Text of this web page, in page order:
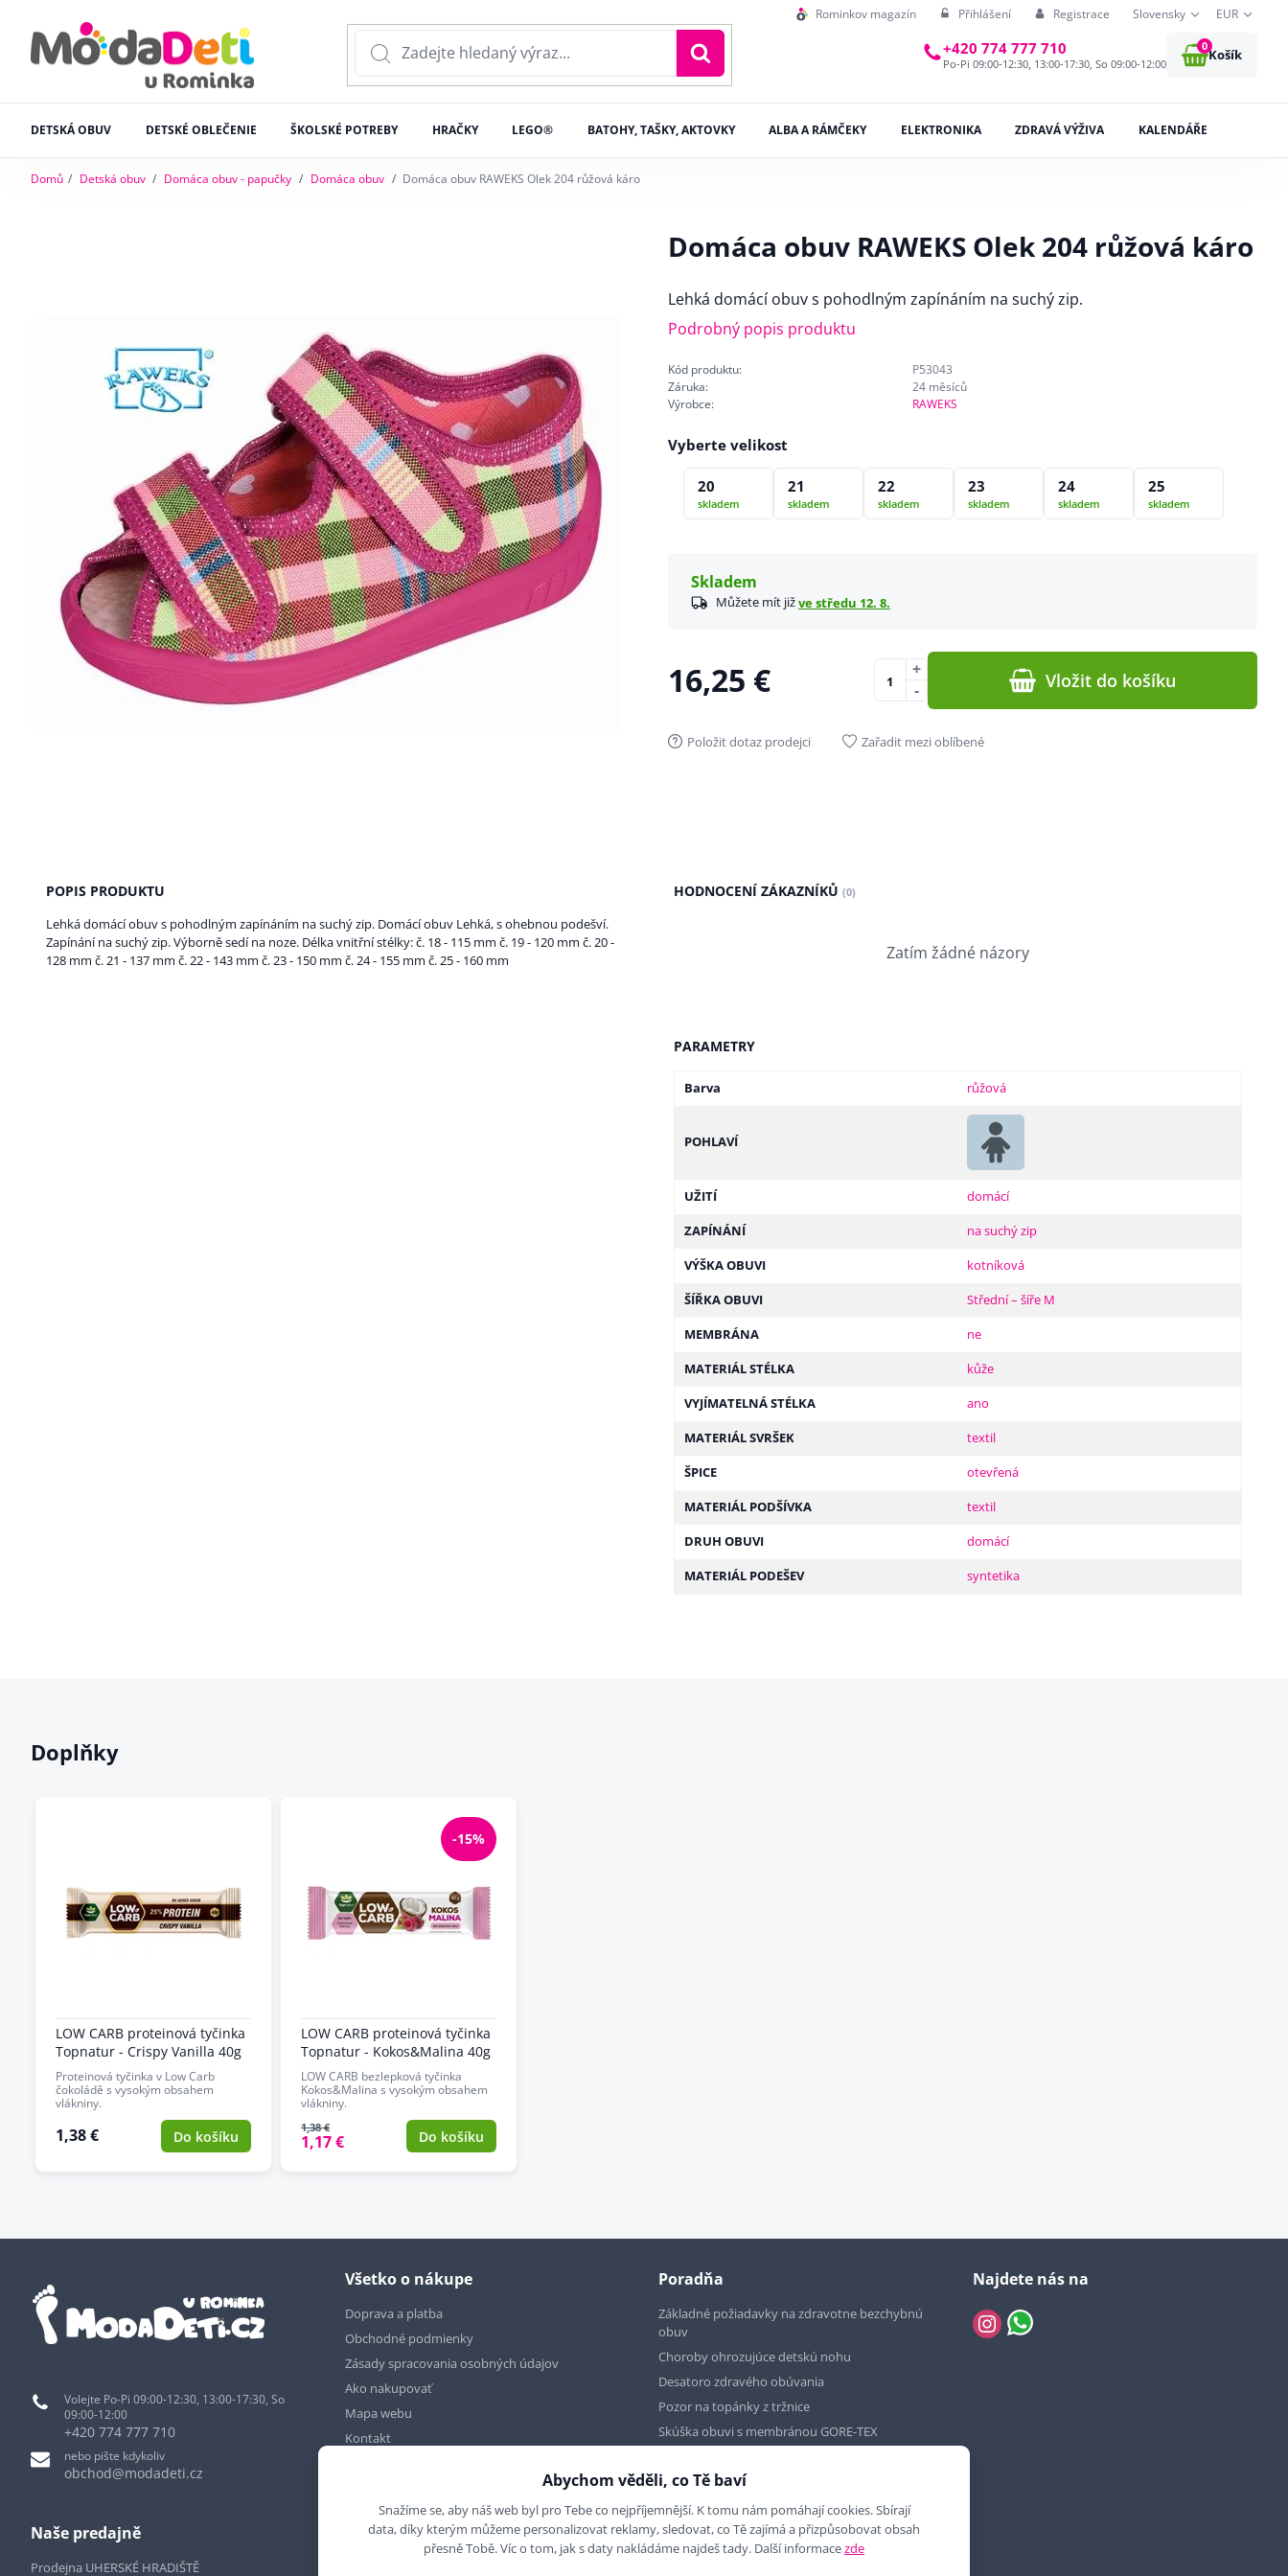
Rominkov magazín Přihlášení Registrace Slovensky EUR
+420 774 777 710
Po-Pi 09:00-12:30, 13:00-17:30, So 09:00-12:00
0
Košík
DETSKÁ OBUV DETSKÉ OBLEČENIE ŠKOLSKÉ POTREBY HRAČKY LEGO® BATOHY, TAŠKY, AKTOVKY ALBA A RÁMČEKY ELEKTRONIKA ZDRAVÁ VÝŽIVA KALENDÁŘE
Domů Detská obuv Domáca obuv - papučky Domáca obuv Domáca obuv RAWEKS Olek 204 růžová káro
Domáca obuv RAWEKS Olek 204 růžová káro
Lehká domácí obuv s pohodlným zapínáním na suchý zip.
Podrobný popis produktu
Kód produktu:
P53043
Záruka:
24 měsíců
Výrobce:
RAWEKS
Vyberte velikost
20
skladem
21
skladem
22
skladem
23
skladem
24
skladem
25
skladem
Skladem
Můžete mít jižve středu 12. 8.
16,25 € -
+ Vložit do košíku
Položit dotaz prodejci Zařadit mezi oblíbené
POPIS PRODUKTU
Lehká domácí obuv s pohodlným zapínáním na suchý zip. Domácí obuv Lehká, s ohebnou podešví.
Zapínání na suchý zip. Výborně sedí na noze. Délka vnitřní stélky: č. 18 - 115 mm č. 19 - 120 mm č. 20 -
128 mm č. 21 - 137 mm č. 22 - 143 mm č. 23 - 150 mm č. 24 - 155 mm č. 25 - 160 mm
HODNOCENÍ ZÁKAZNÍKŮ (0)
Zatím žádné názory
PARAMETRY
Barva růžová
POHLAVÍ
UŽITÍ
domácí
ZAPÍNÁNÍ
na suchý zip
VÝŠKA OBUVI
kotníková
ŠÍŘKA OBUVI
Střední – šíře M
MEMBRÁNA
ne
MATERIÁL STÉLKA
kůže
VYJÍMATELNÁ STÉLKA
ano
MATERIÁL SVRŠEK
textil
ŠPICE
otevřená
MATERIÁL PODŠÍVKA
textil
DRUH OBUVI
domácí
MATERIÁL PODEŠEV
syntetika
Doplňky
LOW CARB proteinová tyčinka
Topnatur - Crispy Vanilla 40g
Proteinová tyčinka v Low Carb
čokoládě s vysokým obsahem
vlákniny.
1,38 € Do košíku
-15%
LOW CARB proteinová tyčinka
Topnatur - Kokos&Malina 40g
LOW CARB bezlepková tyčinka
Kokos&Malina s vysokým obsahem
vlákniny.
1,38 €
1,17 € Do košíku
Volejte Po-Pi 09:00-12:30, 13:00-17:30, So
09:00-12:00
+420 774 777 710
nebo pište kdykoliv
obchod@modadeti.cz
Naše predajně
Prodejna UHERSKÉ HRADIŠTĚ
Všetko o nákupe
Doprava a platba
Obchodné podmienky
Zásady spracovania osobných údajov
Ako nakupovať
Mapa webu
Kontakt
Poradňa
Základné požiadavky na zdravotne bezchybnú
obuv
Choroby ohrozujúce detskú nohu
Desatoro zdravého obúvania
Pozor na topánky z tržnice
Skúška obuvi s membránou GORE-TEX
Najdete nás na
Abychom věděli, co Tě baví
Snažíme se, aby náš web byl pro Tebe co nejpříjemnější. K tomu nám pomáhají cookies. Sbírají
data, díky kterým můžeme personalizovat reklamy, sledovat, co Tě zajímá a přizpůsobovat obsah
přesně Tobě. Víc o tom, jak s daty nakládáme najdeš tady. Další informacezde